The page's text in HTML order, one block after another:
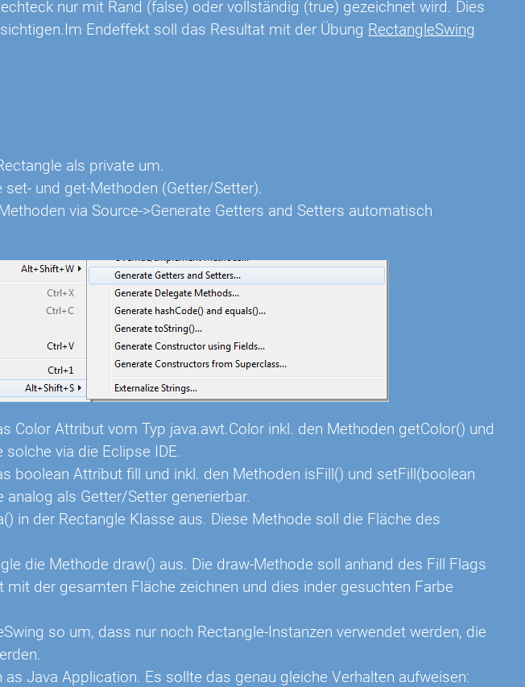
nur mit Rand (false) oder vollständig (true) gezeichnet wird. Dies
Endeffekt soll das Resultat mit der Übung RectangleSwing
als private um.
und get-Methoden (Getter/Setter).
via Source->Generate Getters and Setters automatisch
Color Attribut vom Typ java.awt.Color inkl. den Methoden getColor() und
via die Eclipse IDE.
boolean Attribut fill und inkl. den Methoden isFill() und setFill(boolean
als Getter/Setter generierbar.
in der Rectangle Klasse aus. Diese Methode soll die Fläche des
die Methode draw() aus. Die draw-Methode soll anhand des Fill Flags
der gesamten Fläche zeichnen und dies inder gesuchten Farbe
so um, dass nur noch Rectangle-Instanzen verwendet werden, die
Java Application. Es sollte das genau gleiche Verhalten aufweisen: